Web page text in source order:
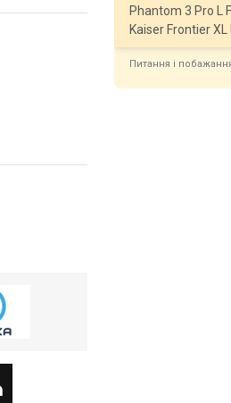
Phantom 3 Pro L
Kaiser Frontier XL
Питання і